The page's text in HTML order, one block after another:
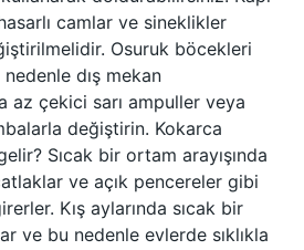
camlar ve sineklikler
Osuruk böcekleri
dış mekan
az çekici sarı ampuller veya
değiştirin. Kokarca
Sıcak bir ortam arayışında
ve açık pencereler gibi
Kış aylarında sıcak bir
ve bu nedenle evlerde sıklıkla